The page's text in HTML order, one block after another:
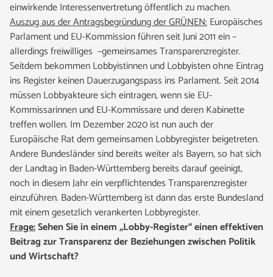
einwirkende Interessenvertretung öffentlich zu machen.
Auszug aus der Antragsbegründung der GRÜNEN:Europäisches
Parlament und EU-Kommission führen seit Juni 2011 ein –
allerdings freiwilliges –gemeinsames Transparenzregister.
Seitdem bekommen Lobbyistinnen und Lobbyisten ohne Eintrag
ins Register keinen Dauerzugangspass ins Parlament. Seit 2014
müssen Lobbyakteure sich eintragen, wenn sie EU-
Kommissarinnen und EU-Kommissare und deren Kabinette
treffen wollen. Im Dezember 2020 ist nun auch der
Europäische Rat dem gemeinsamen Lobbyregister beigetreten.
Andere Bundesländer sind bereits weiter als Bayern, so hat sich
der Landtag in Baden-Württemberg bereits darauf geeinigt,
noch in diesem Jahr ein verpflichtendes Transparenzregister
einzuführen. Baden-Württemberg ist dann das erste Bundesland
mit einem gesetzlich verankerten Lobbyregister.
Frage:Sehen Sie in einem „Lobby-Register“ einen effektiven
Beitrag zur Transparenz der Beziehungen zwischen Politik
und Wirtschaft?